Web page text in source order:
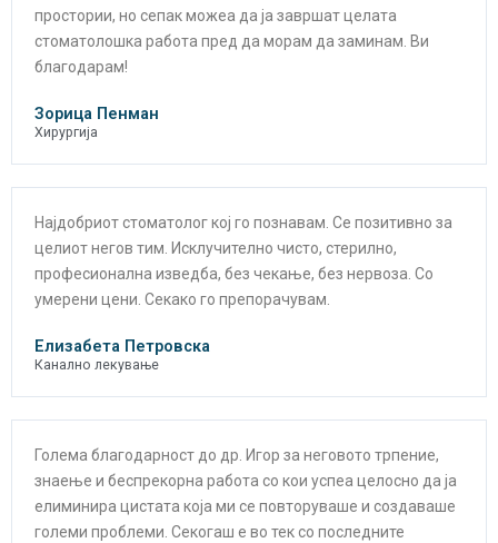
простории, но сепак можеа да ја завршат целата
стоматолошка работа пред да морам да заминам. Ви
благодарам!
Зорица Пенман
Хирургија
Најдобриот стоматолог кој го познавам. Се позитивно за
целиот негов тим. Исклучително чисто, стерилно,
професионална изведба, без чекање, без нервоза. Со
умерени цени. Секако го препорачувам.
Елизабета Петровска
Канално лекување
Голема благодарност до др. Игор за неговото трпение,
знаење и беспрекорна работа со кои успеа целосно да ја
елиминира цистата која ми се повторуваше и создаваше
големи проблеми. Секогаш е во тек со последните